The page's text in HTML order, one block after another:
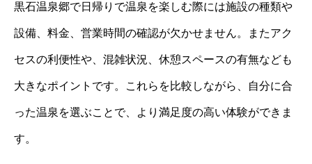
黒石温泉郷で日帰りで温泉を楽しむ際には施設の種類や
設備、料金、営業時間の確認が欠かせません。またアク
セスの利便性や、混雑状況、休憩スペースの有無なども
大きなポイントです。これらを比較しながら、自分に合
った温泉を選ぶことで、より満足度の高い体験ができま
す。